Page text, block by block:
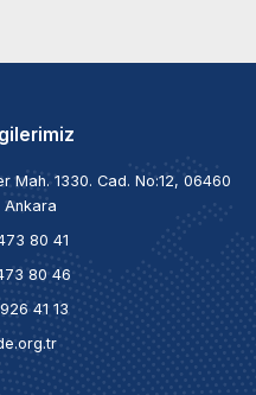
Mah. 1330. Cad. No:12, 06460
80 41
80 46
41 13